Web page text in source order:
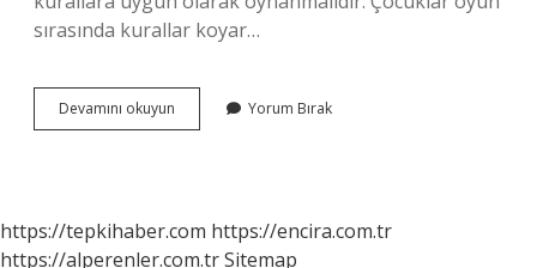
sırasında kurallar koyar…
Devamını okuyun
Kuralına
Yorum Bırak
https://tepkihaber.com https://encira.com.tr
https://alperenler.com.trSitemap